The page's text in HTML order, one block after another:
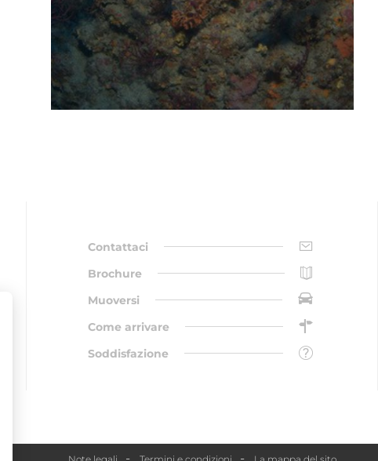
Contattaci
Brochure
Muoversi
Come arrivare
Soddisfazione